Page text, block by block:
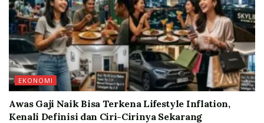
EKONOMI
Awas Gaji Naik Bisa Terkena Lifestyle Inflation,
Kenali Definisi dan Ciri-Cirinya Sekarang